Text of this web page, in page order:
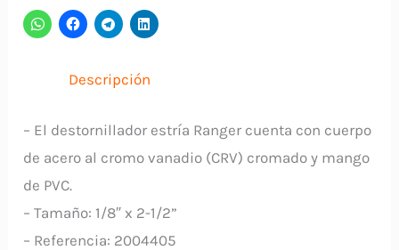
1/2"
RANGERDescripción
– El destornillador estría Ranger cuenta con cuerpo
de acero al cromo vanadio (CRV) cromado y mango
de PVC.
– Tamaño: 1/8″ x 2-1/2”
– Referencia: 2004405